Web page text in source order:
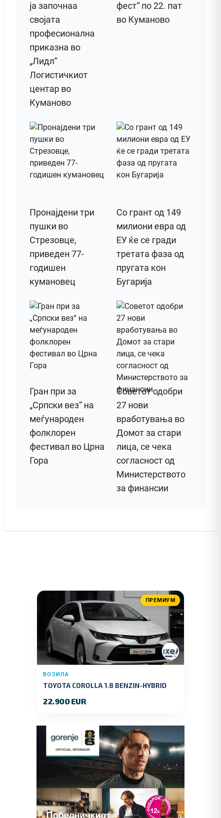
ја започнаа
својата
професионална
приказна во
„Лидл“
Логистичкиот
центар во
Куманово
фест“ по 22. пат
во Куманово
Пронајдени три
пушки во
Стрезовце,
приведен 77-
годишен
кумановец
Со грант од 149
милиони евра од
ЕУ ќе се гради
третата фаза од
пругата кон
Бугарија
Гран при за
„Српски вез“ на
меѓународен
фолклорен
фестивал во Црна
Гора
Советот одобри
27 нови
вработувања во
Домот за стари
лица, се чека
согласност од
Министерството
за финансии
ПРЕМИУМ
ВОЗИЛА
TOYOTA COROLLA 1.8 BENZIN-HYBRID
22.900 EUR